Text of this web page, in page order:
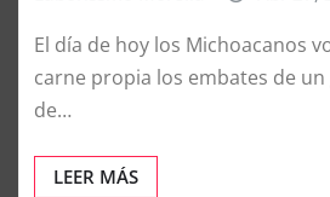
El día de hoy los Michoacanos
carne propia los embates de
de…
LEER MÁS